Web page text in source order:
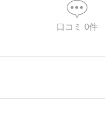
口コミ 0件